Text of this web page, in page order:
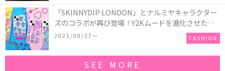
「SKINNYDIP LONDON」とナルミヤキャラクター
ズのコラボが再び登場！Y2Kムードを進化させた新
作コレクションを発売♪
2025/08/27〜 FASHION
SEE MORE